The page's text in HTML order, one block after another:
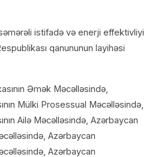
istifadə və enerji effektivliyi
qanununun layihəsi
Əmək Məcəlləsində,
Mülki Prosessual Məcəlləsində,
Ailə Məcəlləsində, Azərbaycan
Azərbaycan
Azərbaycan